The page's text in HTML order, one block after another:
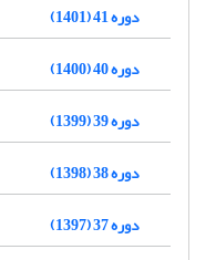
دوره 41 (1401)
دوره 40 (1400)
دوره 39 (1399)
دوره 38 (1398)
دوره 37 (1397)